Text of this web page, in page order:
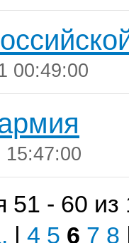
00:49:00
15:47:00
51 - 60 из
| 4 5 6 7 8